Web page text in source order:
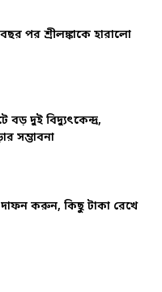
পর শ্রীলঙ্কাকে হারালো
বড় দুই বিদ্যুৎকেন্দ্র,
সম্ভাবনা
করুন, কিছু টাকা রেখে